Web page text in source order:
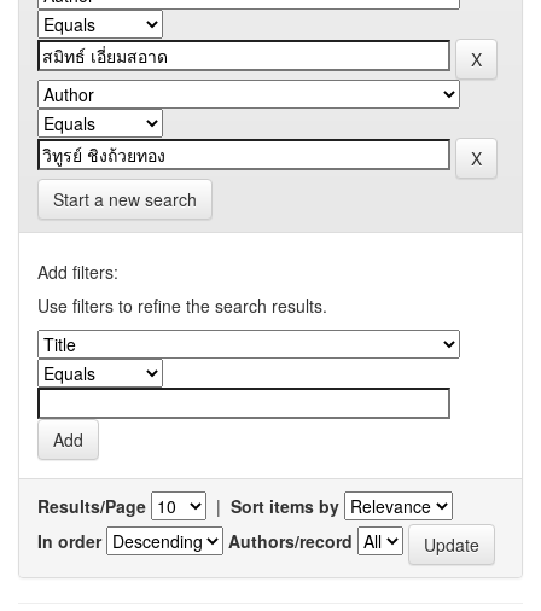
Start a new search
Add filters:
Use filters to refine the search results.
Results/Page | Sort items by
In order
Authors/record